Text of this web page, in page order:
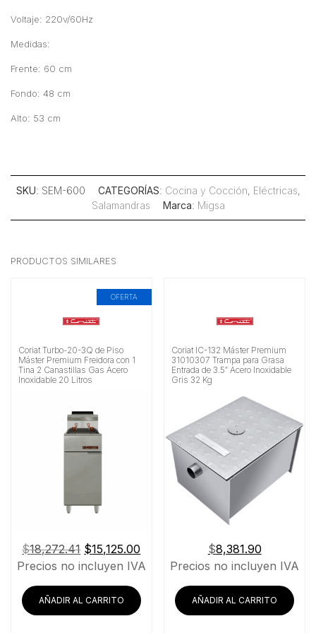
Voltaje: 220v/60Hz
Medidas:
Frente: 60 cm
Fondo: 48 cm
Alto: 53 cm
SKU: SEM-600 CATEGORÍAS: Cocina y Cocción, Eléctricas,
Salamandras
Marca: Migsa
PRODUCTOS SIMILARES
OFERTA
Coriat Turbo-20-3Q de Piso
Máster Premium Freidora con 1
Tina 2 Canastillas Gas Acero
Inoxidable 20 Litros
$18,272.41 El
precio
original
era:
$18,272.41.
$15,125.00
precio
es:
$15,125.00.
Precios no incluyen IVA
AÑADIR AL CARRITO
Coriat IC-132 Máster Premium
31010307 Trampa para Grasa
Entrada de 3.5″ Acero Inoxidable
Gris 32 Kg
$8,381.90
Precios no incluyen IVA
AÑADIR AL CARRITO